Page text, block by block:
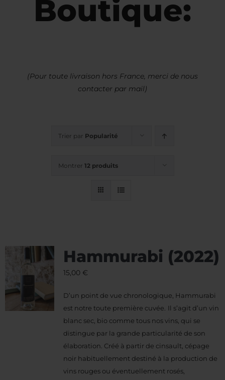
Boutique:
(Pour toute livraison hors France, merci de nous
contacter par mail)
Trier par Popularité
Montrer 12 produits
Hammurabi (2022)
15,00 €
D’un point de vue chronologique, Hammurabi
est notre toute première cuvée. Il s’agit d’un vin
blanc sec, bio comme tous nos vins, qui se
distingue par la grande particularité de son
élaboration. Créé à partir de cinsault, cépage
noir habituellement destiné à la production de
vins rouges ou éventuellement rosés,